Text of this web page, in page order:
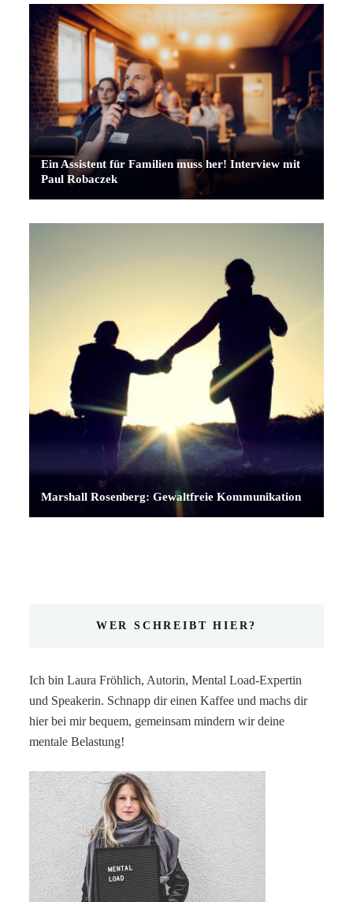
Ein Assistent für Familien muss her! Interview mit
Paul Robaczek
Marshall Rosenberg: Gewaltfreie Kommunikation
WER SCHREIBT HIER?
Ich bin Laura Fröhlich, Autorin, Mental Load-Expertin
und Speakerin. Schnapp dir einen Kaffee und machs dir
hier bei mir bequem, gemeinsam mindern wir deine
mentale Belastung!